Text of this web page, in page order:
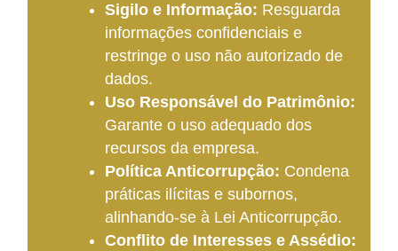
Sigilo e Informação: Resguarda
informações confidenciais e
restringe o uso não autorizado de
dados.
Uso Responsável do Patrimônio:
Garante o uso adequado dos
recursos da empresa.
Política Anticorrupção: Condena
práticas ilícitas e subornos,
alinhando-se à Lei Anticorrupção.
Conflito de Interesses e Assédio: